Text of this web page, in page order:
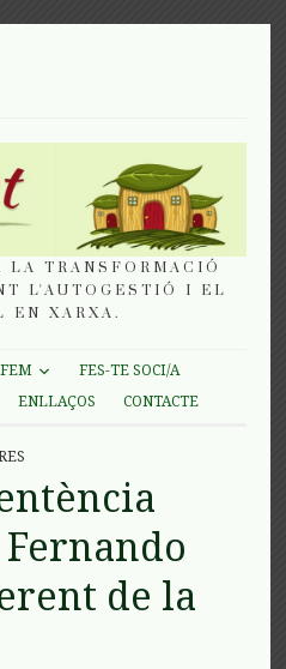
LA TRANSFORMACIÓ
L'AUTOGESTIÓ I EL
EN XARXA.
FES-TE SOCI/A
ENLLAÇOS CONTACTE
de la